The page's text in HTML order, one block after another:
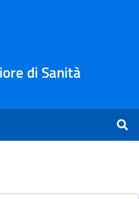
di Sanità
-